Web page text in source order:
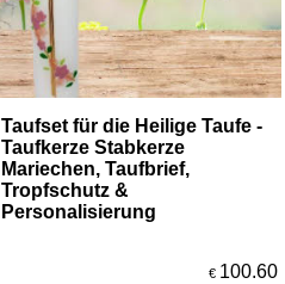
Taufset für die Heilige Taufe -
Taufkerze Stabkerze
Mariechen, Taufbrief,
Tropfschutz &
Personalisierung
€ 100.60